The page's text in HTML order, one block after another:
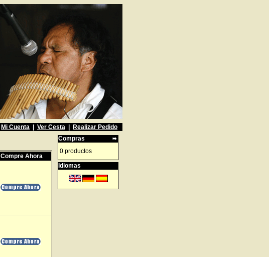
Mi Cuenta Ver Cesta
Realizar Pedido
Compre Ahora
Compras
0 productos
Idiomas